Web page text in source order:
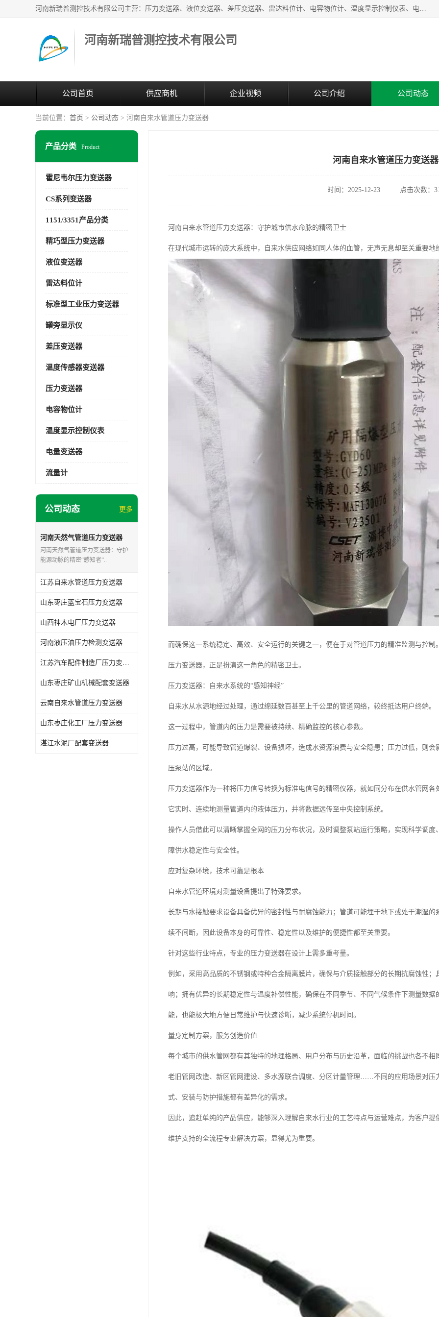
河南新瑞普测控技术有限公司主营：压力变送器、液位变送器、差压变送器、雷达料位计、电容物位计、温度显示控制仪表、电量变送器、流量计、工业自动化系统成套设备。
河南新瑞普测控技术有限公司
公司首页 供应商机 企业视频 公司介绍 公司动态
当前位置： 首页 > 公司动态 > 河南自来水管道压力变送器
产品分类 Product
霍尼韦尔压力变送器
CS系列变送器
1151/3351产品分类
精巧型压力变送器
液位变送器
雷达料位计
标准型工业压力变送器
罐旁显示仪
差压变送器
温度传感器变送器
压力变送器
电容物位计
温度显示控制仪表
电量变送器
流量计
公司动态 更多
河南天然气管道压力变送器
河南天然气管道压力变送器：守护
能源动脉的精密“感知者”..
江苏自来水管道压力变送器
山东枣庄蓝宝石压力变送器
山西神木电厂压力变送器
河南液压油压力检测变送器
江苏汽车配件制造厂压力变送器
山东枣庄矿山机械配套变送器
云南自来水管道压力变送器
山东枣庄化工厂压力变送器
湛江水泥厂配套变送器
河南自来水管道压力变送器
时间：2025-12-23 点击次数：
河南自来水管道压力变送器：守护城市供水命脉的精密卫士
在现代城市运转的庞大系统中，自来水供应网络如同人体的血管，无声无息却至关重要
而确保这一系统稳定、高效、安全运行的关键之一，便在于对管道压力的精准监测与控制
压力变送器，正是扮演这一角色的精密卫士。
压力变送器：自来水系统的“感知神经”
自来水从水源地经过处理，通过绵延数百甚至上千公里的管道网络，较终抵达用户终端。
这一过程中，管道内的压力是需要被持续、精确监控的核心参数。
压力过高，可能导致管道爆裂、设备损坏，造成水资源浪费与安全隐患；压力过低，则
压泵站的区域。
压力变送器作为一种将压力信号转换为标准电信号的精密仪器，就如同分布在供水管网各
它实时、连续地测量管道内的液体压力，并将数据远传至中央控制系统。
操作人员借此可以清晰掌握全网的压力分布状况，及时调整泵站运行策略，实现科学调
障供水稳定性与安全性。
应对复杂环境，技术可靠是根本
自来水管道环境对测量设备提出了特殊要求。
长期与水接触要求设备具备优异的密封性与耐腐蚀能力；管道可能埋于地下或处于潮湿
续不间断，因此设备本身的可靠性、稳定性以及维护的便捷性都至关重要。
针对这些行业特点，专业的压力变送器在设计上需多重考量。
例如，采用高品质的不锈钢或特种合金隔离膜片，确保与介质接触部分的长期抗腐蚀性
响；拥有优异的长期稳定性与温度补偿性能，确保在不同季节、不同气候条件下测量数
能，也能极大地方便日常维护与快速诊断，减少系统停机时间。
量身定制方案，服务创造价值
每个城市的供水管网都有其独特的地理格局、用户分布与历史沿革，面临的挑战也各不相
老旧管网改造、新区管网建设、多水源联合调度、分区计量管理……不同的应用场景对压
式、安装与防护措施都有差异化的需求。
因此，追赶单纯的产品供应，能够深入理解自来水行业的工艺特点与运营难点，为客户
维护支持的全流程专业解决方案，显得尤为重要。